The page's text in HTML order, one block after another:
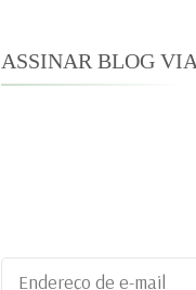
ASSINAR BLOG
Endereço